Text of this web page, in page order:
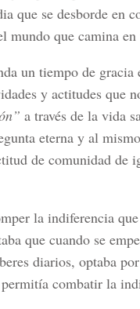
que se desborde en
mundo que camina
un tiempo de
y actitudes que
a través de la vida
eterna y al
de comunidad de
la indiferencia
que cuando se
diarios, optaba
combatir la